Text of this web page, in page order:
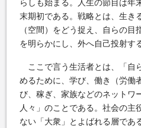
らしも始まる。人生の節目は年
末期初である。戦略とは、生き
（空間）をどう捉え、自らの
を明らかにし、外へ自己投射す
ここで言う生活者とは、「自
めるために、学び、働き（労働
び、稼ぎ、家族などのネットワ
人々」のことである。社会の主
ない「大衆」とよばれる層であ